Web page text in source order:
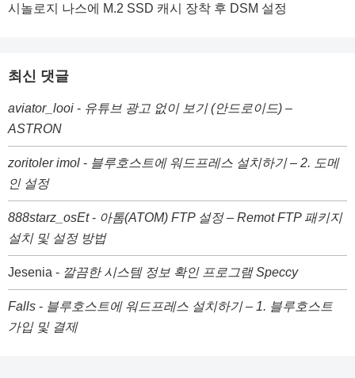
시놀로지 나스에 M.2 SSD 캐시 장착 후 DSM 설정
최신 댓글
aviator_looi - 유튜브 광고 없이 보기 (안드로이드) –
ASTRON
zoritoler imol - 블루호스트에 워드프레스 설치하기 – 2. 도메
인 설정
888starz_osEt- 아톰(ATOM) FTP 설정 – Remot FTP 패키지
설치 및 설정 방법
Jesenia - 깔끔한 시스템 정보 확인 프로그램 Speccy
Falls - 블루호스트에 워드프레스 설치하기 – 1. 블루호스트
가입 및 결제